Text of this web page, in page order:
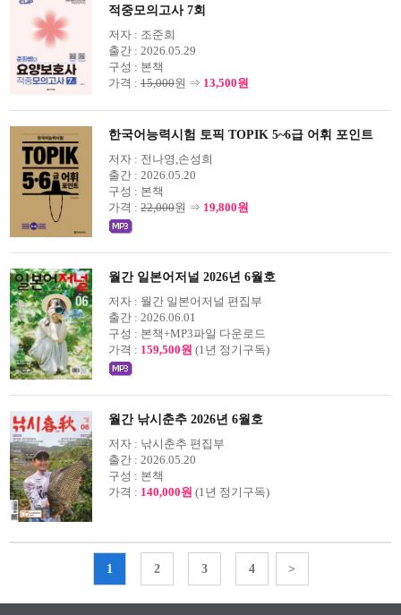
적중모의고사 7회
저자 : 조준희
출간 : 2026.05.29
구성 : 본책
가격 : 15,000원 ⇒ 13,500원
한국어능력시험 토픽 TOPIK 5~6급 어휘 포인트
저자 : 전나영,손성희
출간 : 2026.05.20
구성 : 본책
가격 : 22,000원 ⇒ 19,800원
월간 일본어저널 2026년 6월호
저자 : 월간 일본어저널 편집부
출간 : 2026.06.01
구성 : 본책+MP3파일 다운로드
가격 : 159,500원 (1년 정기구독)
월간 낚시춘추 2026년 6월호
저자 : 낚시춘추 편집부
출간 : 2026.05.20
구성 : 본책
가격 : 140,000원 (1년 정기구독)
1 2 3 4 >